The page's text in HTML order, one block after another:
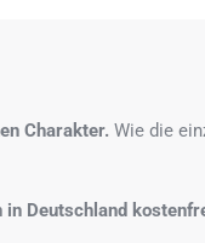
Charakter. Wie die
in Deutschland